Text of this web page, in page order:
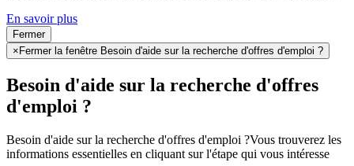
En savoir plus
Fermer
× Fermer la fenêtre Besoin d'aide sur la recherche d'offres d'emploi ?
Besoin d'aide sur la recherche d'offres
d'emploi ?
Besoin d'aide sur la recherche d'offres d'emploi ?Vous trouverez les
informations essentielles en cliquant sur l'étape qui vous intéresse